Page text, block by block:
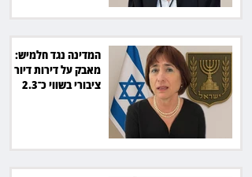
המדינה נגד חלמיש:
מאבק על דירות דיור
ציבורי בשווי כ־2.3